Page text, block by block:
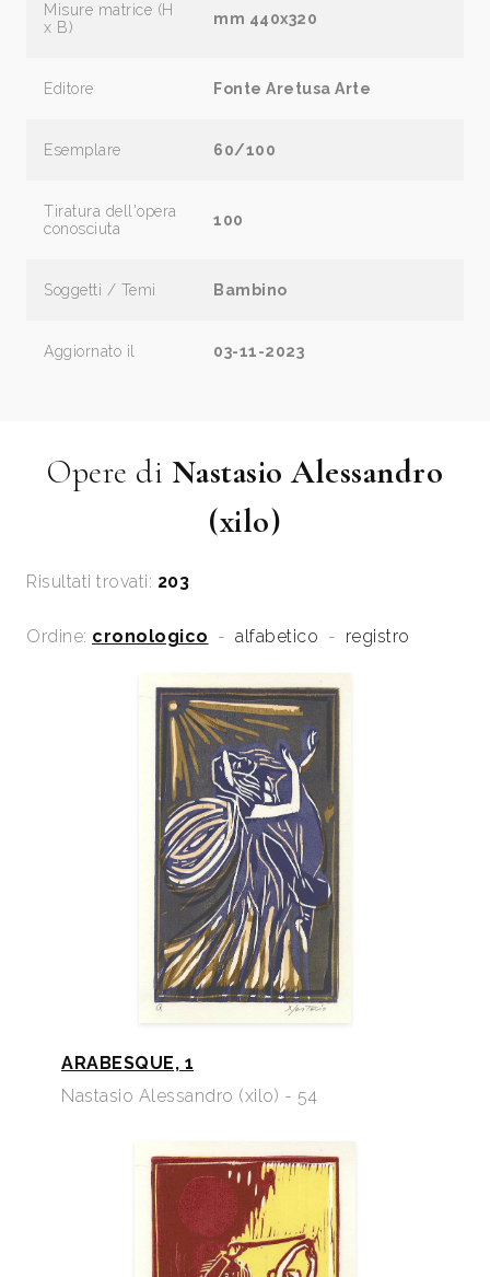
Misure matrice (H
x B)
mm 440x320
Editore Fonte Aretusa Arte
Esemplare 60/100
Tiratura dell'opera
conosciuta
100
Soggetti / Temi Bambino
Aggiornato il 03-11-2023
Opere di Nastasio Alessandro
(xilo)
Risultati trovati: 203
Ordine: cronologico - alfabetico - registro
ARABESQUE, 1
Nastasio Alessandro (xilo) - 54